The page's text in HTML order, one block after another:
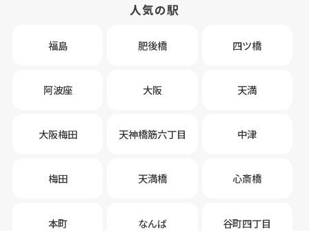
人気の駅
福島 肥後橋 四ツ橋
阿波座 大阪 天満
大阪梅田 天神橋筋六丁目 中津
梅田 天満橋 心斎橋
本町 なんば 谷町四丁目